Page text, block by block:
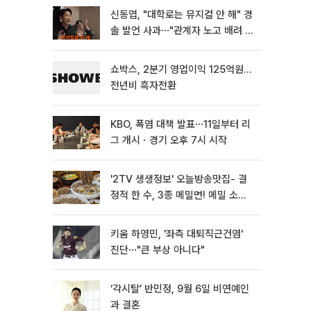
신동엽, "대학로는 뮤지컬 안 해" 경
솔 발언 사과⋯"관계자 노고 배려 못
쇼박스, 2분기 영업이익 125억원…
전년비 흑자전환
KBO, 폭염 대책 발표⋯11일부터 리
그 개시ㆍ경기 오후 7시 시작
'2TV 생생정보' 오늘방송맛집- 결
정적 한 수, 3종 메밀면! 메밀 소바
키움 하영민, '좌측 대퇴직근건염'
진단⋯"큰 부상 아니다"
‘각시탈’ 반민정, 9월 6일 비연예인
과 결혼